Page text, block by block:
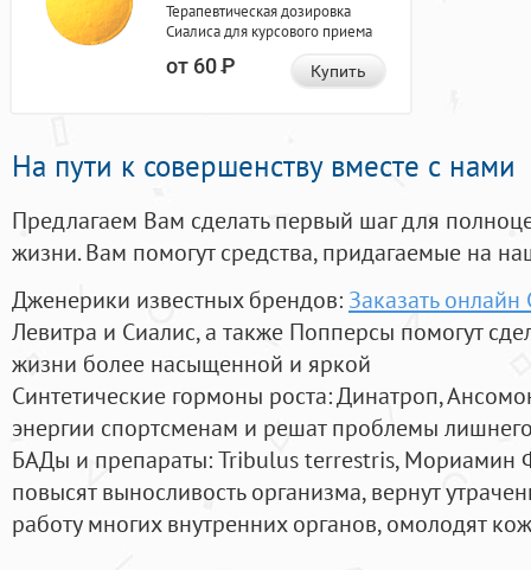
Терапевтическая дозировка
Сиалиса для курсового приема
от 60Р Купить
На пути к совершенству вместе с нами
Предлагаем Вам сделать первый шаг для
жизни. Вам помогут средства, придагаемые на
Дженерики известных брендов: Заказать
Левитра и Сиалис, а также Попперсы помогут
жизни более насыщенной и яркой
Синтетические гормоны роста: Динатроп,
энергии спортсменам и решат проблемы
БАДы и препараты:Tribulus terrestris, Мориамин
повысят выносливость организма, вернут
работу многих внутренних органов, омолодят